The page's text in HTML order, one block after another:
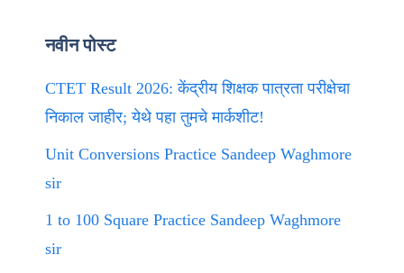
नवीन पोस्ट
CTET Result 2026: केंद्रीय शिक्षक पात्रता परीक्षेचा
निकाल जाहीर; येथे पहा तुमचे मार्कशीट!
Unit Conversions Practice Sandeep Waghmore
sir
1 to 100 Square Practice Sandeep Waghmore
sir